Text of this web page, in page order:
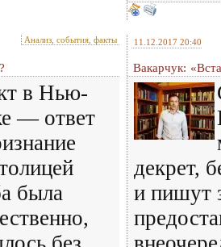
Анализ, события, факты
в Нью-
— ответ
была
11.12.2017 20:40
Вакарчук:
декрет,
и пишут